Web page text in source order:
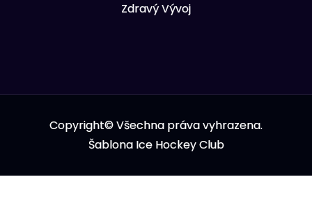
Zdravý Vývoj
Copyright© Všechna práva vyhrazena.
Šablona Ice Hockey Club